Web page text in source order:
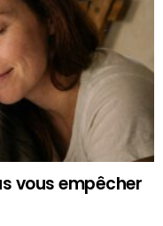
vous empêcher